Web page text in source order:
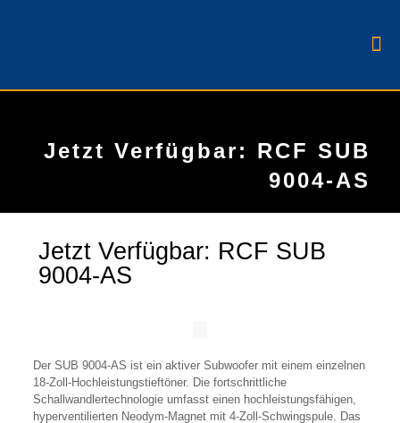
Jetzt Verfügbar: RCF SUB
9004-AS
Jetzt Verfügbar: RCF SUB
9004-AS
Der SUB 9004-AS ist ein aktiver Subwoofer mit einem einzelnen
18-Zoll-Hochleistungstieftöner. Die fortschrittliche
Schallwandlertechnologie umfasst einen hochleistungsfähigen,
hyperventilierten Neodym-Magnet mit 4-Zoll-Schwingspule. Das